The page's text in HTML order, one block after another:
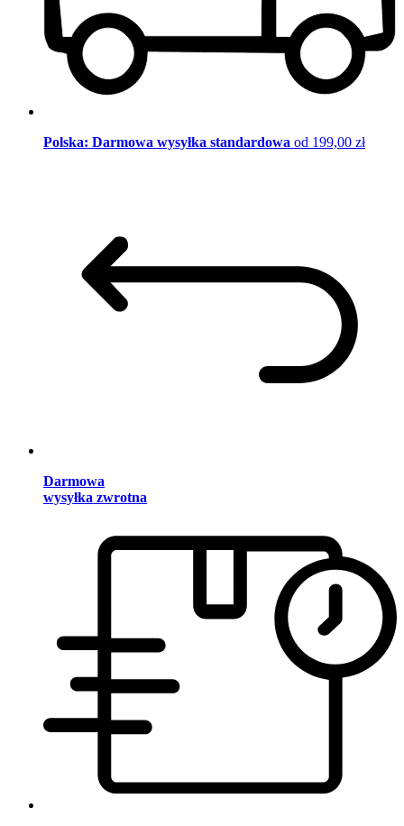
Polska: Darmowa wysyłka standardowa od 199,00 zł
Darmowa
wysyłka zwrotna